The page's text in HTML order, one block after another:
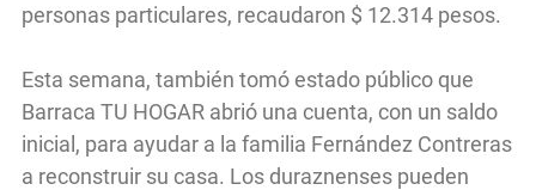
personas particulares, recaudaron $ 12.314 pesos.
Esta semana, también tomó estado público que
Barraca TU HOGAR abrió una cuenta, con un saldo
inicial, para ayudar a la familia Fernández Contreras
a reconstruir su casa. Los duraznenses pueden